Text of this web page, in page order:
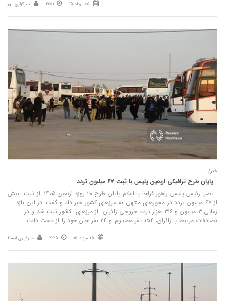
05 مرداد 15 21:51 خبرگزاری مهر
خبر/
پایان طرح ترافیکی اربعین پلیس با ثبت ۶۷ میلیون تردد
نصر: رئیس پلیس راهور فراجا با اعلام پایان طرح ۲۰ روزه اربعین ۱۴۰۵، از ثبت بیش
از ۶۷ میلیون تردد در محورهای منتهی به مرزهای کشور خبر داد و گفت: در این بازه
زمانی ۳ میلیون و ۳۱۶ هزار تردد خروجی زائران از مرزهای کشور ثبت شد و در
تصادفات مرتبط با زائران، ۱۵۴ نفر مصدوم و ۲۴ نفر جان خود را از دست دادند.
05 مرداد 15 21:25 خبرگزاری ایسنا